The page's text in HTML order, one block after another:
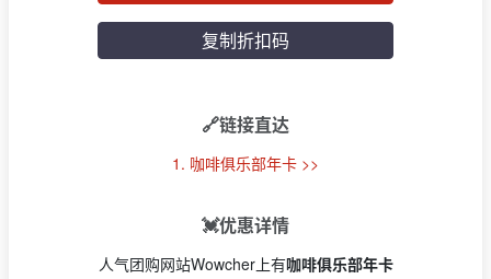
复制折扣码
🔗链接直达
1. 咖啡俱乐部年卡 >>
💓优惠详情
人气团购网站Wowcher上有咖啡俱乐部年卡